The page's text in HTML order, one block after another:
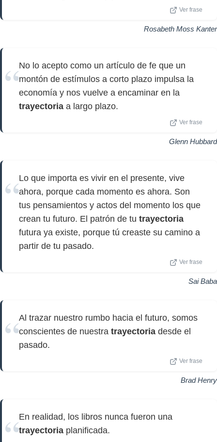
Ver frase
Rosabeth Moss Kanter
No lo acepto como un artículo de fe que un
montón de estímulos a corto plazo impulsa la
economía y nos vuelve a encaminar en la
trayectoria a largo plazo.
Ver frase
Glenn Hubbard
Lo que importa es vivir en el presente, vive
ahora, porque cada momento es ahora. Son
tus pensamientos y actos del momento los que
crean tu futuro. El patrón de tu trayectoria
futura ya existe, porque tú creaste su camino a
partir de tu pasado.
Ver frase
Sai Baba
Al trazar nuestro rumbo hacia el futuro, somos
conscientes de nuestra trayectoria desde el
pasado.
Ver frase
Brad Henry
En realidad, los libros nunca fueron una
trayectoria planificada.